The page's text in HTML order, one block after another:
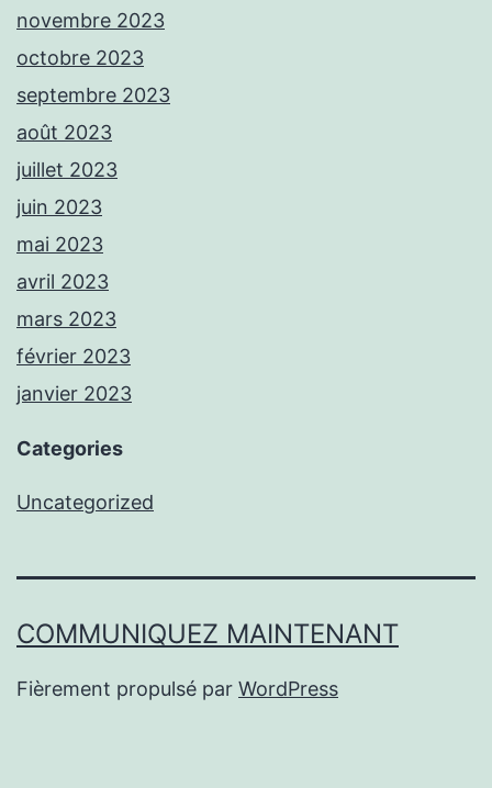
novembre 2023
octobre 2023
septembre 2023
août 2023
juillet 2023
juin 2023
mai 2023
avril 2023
mars 2023
février 2023
janvier 2023
Categories
Uncategorized
COMMUNIQUEZ MAINTENANT
Fièrement propulsé par WordPress